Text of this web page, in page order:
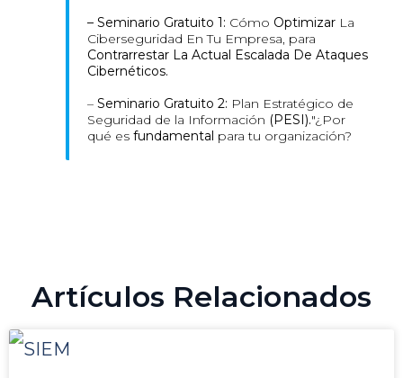
– Seminario Gratuito 1: Cómo Optimizar La
Ciberseguridad En Tu Empresa, para
Contrarrestar La Actual Escalada De Ataques
Cibernéticos.
–Seminario Gratuito 2: Plan Estratégico de
Seguridad de la Información (PESI)."¿Por
qué esfundamental para tu organización?
Artículos Relacionados